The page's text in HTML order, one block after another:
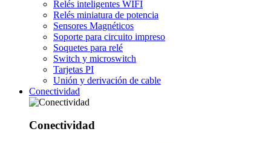
Relés inteligentes WIFI
Relés miniatura de potencia
Sensores Magnéticos
Soporte para circuito impreso
Soquetes para relé
Switch y microswitch
Tarjetas PI
Unión y derivación de cable
Conectividad
Conectividad